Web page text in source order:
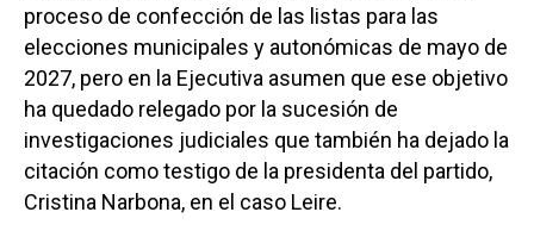
proceso de confección de las listas para las
elecciones municipales y autonómicas de mayo de
2027, pero en la Ejecutiva asumen que ese objetivo
ha quedado relegado por la sucesión de
investigaciones judiciales que también ha dejado la
citación como testigo de la presidenta del partido,
Cristina Narbona, en el caso Leire.